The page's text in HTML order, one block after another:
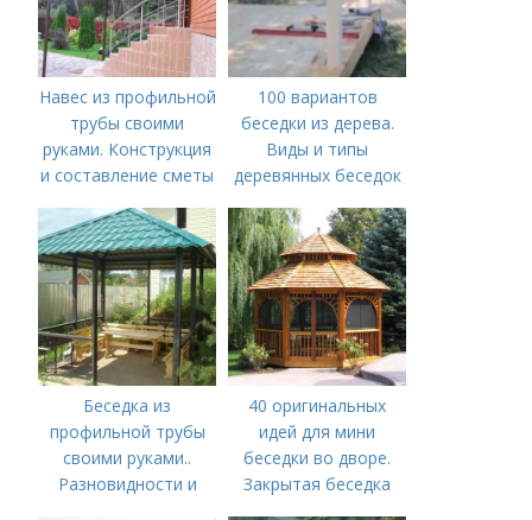
Навес из профильной
трубы своими
руками. Конструкция
и составление сметы
100 вариантов
беседки из дерева.
Виды и типы
деревянных беседок
Беседка из
профильной трубы
своими руками..
Разновидности и
40 оригинальных
идей для мини
беседки во дворе.
Закрытая беседка